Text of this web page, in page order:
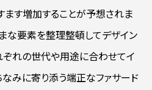
ます増加することが予想されま
な要素を整理整頓してデザイン
ぞれの世代や用途に合わせてイ
みに寄り添う端正なファサード